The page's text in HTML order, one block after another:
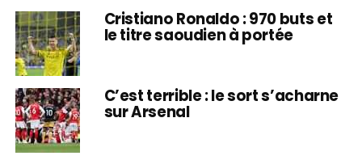
Cristiano Ronaldo : 970 buts et
le titre saoudien à portée
C’est terrible : le sort s’acharne
sur Arsenal